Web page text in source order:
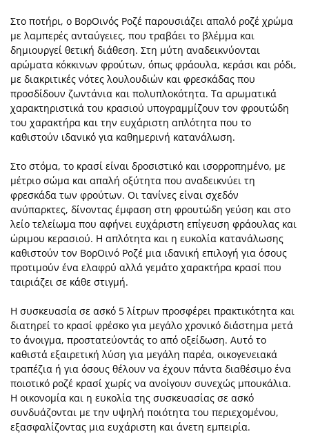
Στο ποτήρι, ο ΒορΟινός Ροζέ παρουσιάζει απαλό ροζέ χρώμα
με λαμπερές ανταύγειες, που τραβάει το βλέμμα και
δημιουργεί θετική διάθεση. Στη μύτη αναδεικνύονται
αρώματα κόκκινων φρούτων, όπως φράουλα, κεράσι και ρόδι,
με διακριτικές νότες λουλουδιών και φρεσκάδας που
προσδίδουν ζωντάνια και πολυπλοκότητα. Τα αρωματικά
χαρακτηριστικά του κρασιού υπογραμμίζουν τον φρουτώδη
του χαρακτήρα και την ευχάριστη απλότητα που το
καθιστούν ιδανικό για καθημερινή κατανάλωση.
Στο στόμα, το κρασί είναι δροσιστικό και ισορροπημένο, με
μέτριο σώμα και απαλή οξύτητα που αναδεικνύει τη
φρεσκάδα των φρούτων. Οι τανίνες είναι σχεδόν
ανύπαρκτες, δίνοντας έμφαση στη φρουτώδη γεύση και στο
λείο τελείωμα που αφήνει ευχάριστη επίγευση φράουλας και
ώριμου κερασιού. Η απλότητα και η ευκολία κατανάλωσης
καθιστούν τον ΒορΟινό Ροζέ μια ιδανική επιλογή για όσους
προτιμούν ένα ελαφρύ αλλά γεμάτο χαρακτήρα κρασί που
ταιριάζει σε κάθε στιγμή.
Η συσκευασία σε ασκό 5 λίτρων προσφέρει πρακτικότητα και
διατηρεί το κρασί φρέσκο για μεγάλο χρονικό διάστημα μετά
το άνοιγμα, προστατεύοντάς το από οξείδωση. Αυτό το
καθιστά εξαιρετική λύση για μεγάλη παρέα, οικογενειακά
τραπέζια ή για όσους θέλουν να έχουν πάντα διαθέσιμο ένα
ποιοτικό ροζέ κρασί χωρίς να ανοίγουν συνεχώς μπουκάλια.
Η οικονομία και η ευκολία της συσκευασίας σε ασκό
συνδυάζονται με την υψηλή ποιότητα του περιεχομένου,
εξασφαλίζοντας μια ευχάριστη και άνετη εμπειρία.